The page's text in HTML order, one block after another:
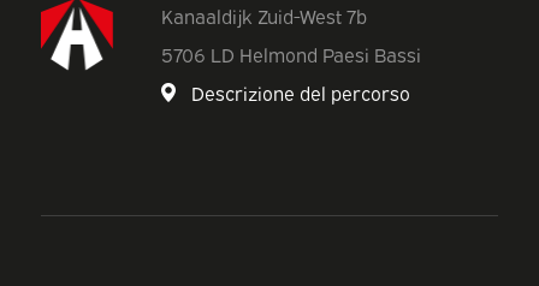
Kanaaldijk Zuid-West 7b
5706 LD Helmond Paesi Bassi
Descrizione del percorso